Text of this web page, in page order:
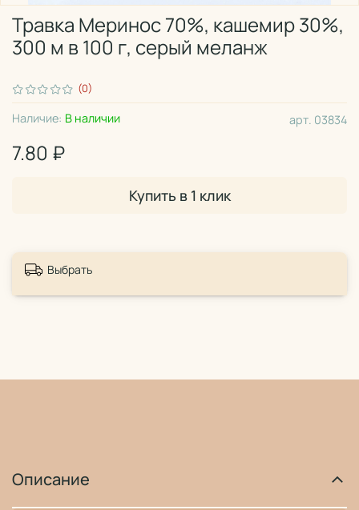
(0)
арт. 03834
Наличие: В наличии
Травка Меринос 70%, кашемир 30%,
300 м в 100 г, серый меланж
7.80 ₽
Купить в 1 клик
Выбрать
Описание